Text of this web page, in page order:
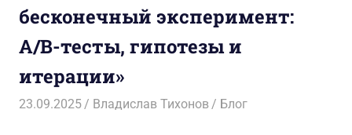
бесконечный эксперимент:
A/B-тесты, гипотезы и
итерации»
23.09.2025 Владислав Тихонов Блог